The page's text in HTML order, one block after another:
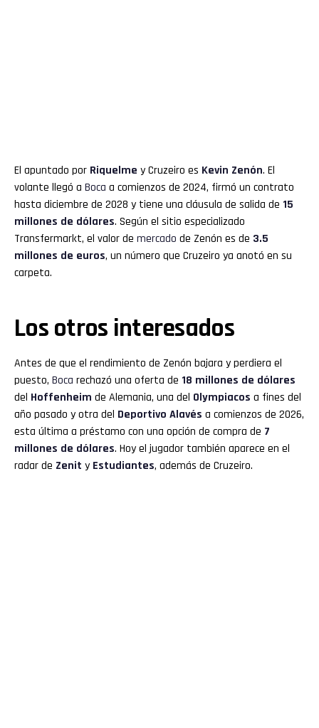
El apuntado por Riquelme y Cruzeiro es Kevin Zenón. El
volante llegó a Boca a comienzos de 2024, firmó un contrato
hasta diciembre de 2028 y tiene una cláusula de salida de 15
millones de dólares. Según el sitio especializado
Transfermarkt, el valor de mercado de Zenón es de 3.5
millones de euros, un número que Cruzeiro ya anotó en su
carpeta.
Los otros interesados
Antes de que el rendimiento de Zenón bajara y perdiera el
puesto, Boca rechazó una oferta de 18 millones de dólares
del Hoffenheim de Alemania, una del Olympiacos a fines del
año pasado y otra del Deportivo Alavés a comienzos de 2026,
esta última a préstamo con una opción de compra de 7
millones de dólares. Hoy el jugador también aparece en el
radar de Zenit y Estudiantes, además de Cruzeiro.